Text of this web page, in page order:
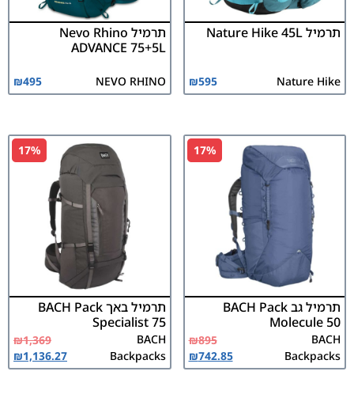
תרמיל Nature Hike 45L
Nature Hike
₪595
תרמיל Nevo Rhino
ADVANCE 75+5L
NEVO RHINO
₪495
17%
תרמיל גב BACH Pack
Molecule 50
BACH
Backpacks
₪895
₪742.85
17%
תרמיל באך BACH Pack
Specialist 75
BACH
Backpacks
₪1,369
₪1,136.27